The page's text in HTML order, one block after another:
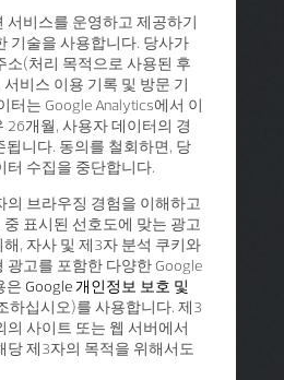
서비스를 운영하고 제공하기
기술을 사용합니다. 당사가
소(처리 목적으로 사용된 후
비스 이용 기록 및 방문 기
터는 Google Analytics에서 이
26개월, 사용자 데이터의 경
됩니다. 동의를 철회하면, 당
터 수집을 중단합니다.
의 브라우징 경험을 이해하고
표시된 선호도에 맞는 광고
, 자사 및 제3자 분석 쿠키와
광고를 포함한 다양한 Google
은 Google 개인정보 보호 및
하십시오)를 사용합니다. 제3
의 사이트 또는 웹 서버에서
당 제3자의 목적을 위해서도